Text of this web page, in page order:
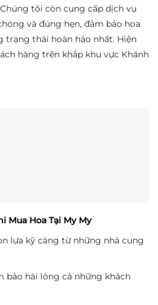
tôi còn cung cấp dịch vụ
và đúng hẹn, đảm bảo hoa
trạng thái hoàn hảo nhất. Hiện
hàng trên khắp khu vực Khánh
Mua Hoa Tại My My
lựa kỹ càng từ những nhà cung
bảo hài lòng cả những khách